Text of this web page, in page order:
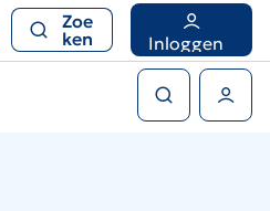
Zoe
ken
Inloggen